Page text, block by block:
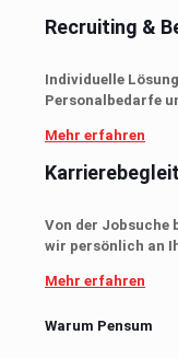
Recruiting &
Individuelle
Personalbedarfe
Mehr erfahren
Von der Jobsuche
wir persönlich an
Mehr erfahren
Warum Pensum